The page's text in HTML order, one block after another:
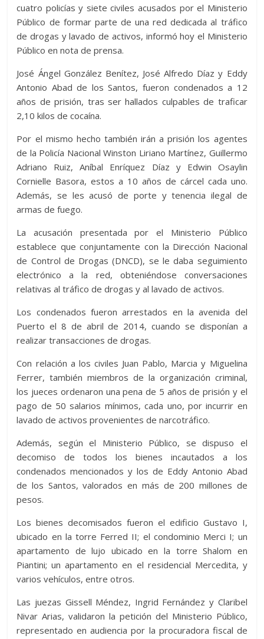
cuatro policías y siete civiles acusados por el Ministerio
Público de formar parte de una red dedicada al tráfico
de drogas y lavado de activos, informó hoy el Ministerio
Público en nota de prensa.
José Ángel González Benítez, José Alfredo Díaz y Eddy
Antonio Abad de los Santos, fueron condenados a 12
años de prisión, tras ser hallados culpables de traficar
2,10 kilos de cocaína.
Por el mismo hecho también irán a prisión los agentes
de la Policía Nacional Winston Liriano Martínez, Guillermo
Adriano Ruiz, Aníbal Enríquez Díaz y Edwin Osaylin
Cornielle Basora, estos a 10 años de cárcel cada uno.
Además, se les acusó de porte y tenencia ilegal de
armas de fuego.
La acusación presentada por el Ministerio Público
establece que conjuntamente con la Dirección Nacional
de Control de Drogas (DNCD), se le daba seguimiento
electrónico a la red, obteniéndose conversaciones
relativas al tráfico de drogas y al lavado de activos.
Los condenados fueron arrestados en la avenida del
Puerto el 8 de abril de 2014, cuando se disponían a
realizar transacciones de drogas.
Con relación a los civiles Juan Pablo, Marcia y Miguelina
Ferrer, también miembros de la organización criminal,
los jueces ordenaron una pena de 5 años de prisión y el
pago de 50 salarios mínimos, cada uno, por incurrir en
lavado de activos provenientes de narcotráfico.
Además, según el Ministerio Público, se dispuso el
decomiso de todos los bienes incautados a los
condenados mencionados y los de Eddy Antonio Abad
de los Santos, valorados en más de 200 millones de
pesos.
Los bienes decomisados fueron el edificio Gustavo I,
ubicado en la torre Ferred II; el condominio Merci I; un
apartamento de lujo ubicado en la torre Shalom en
Piantini; un apartamento en el residencial Mercedita, y
varios vehículos, entre otros.
Las juezas Gissell Méndez, Ingrid Fernández y Claribel
Nivar Arias, validaron la petición del Ministerio Público,
representado en audiencia por la procuradora fiscal de